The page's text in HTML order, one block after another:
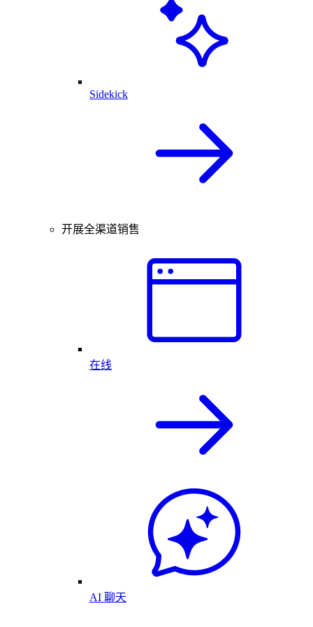
Sidekick
开展全渠道销售
在线
AI 聊天